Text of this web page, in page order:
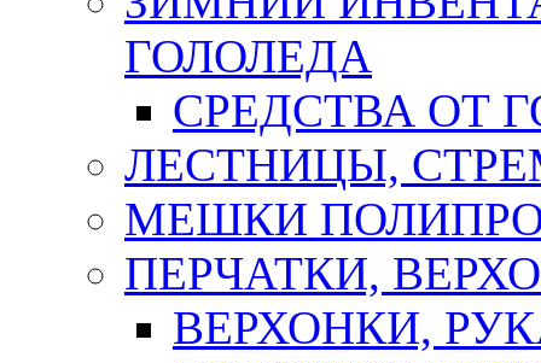
ГОЛОЛЕДА
СРЕДСТВА ОТ
ЛЕСТНИЦЫ,
МЕШКИ
ПЕРЧАТКИ,
ВЕРХОНКИ,